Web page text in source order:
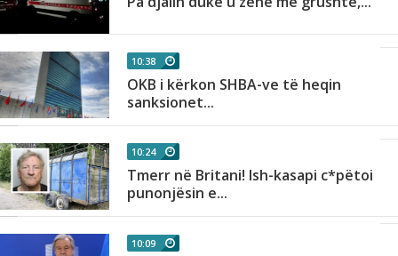
10:38
OKB i kërkon SHBA-ve të heqin
sanksionet...
10:24
Tmerr në Britani! Ish-kasapi c*pëtoi
punonjësin e...
10:09